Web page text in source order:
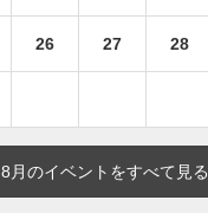
26 27 28
8月のイベントをすべて見る